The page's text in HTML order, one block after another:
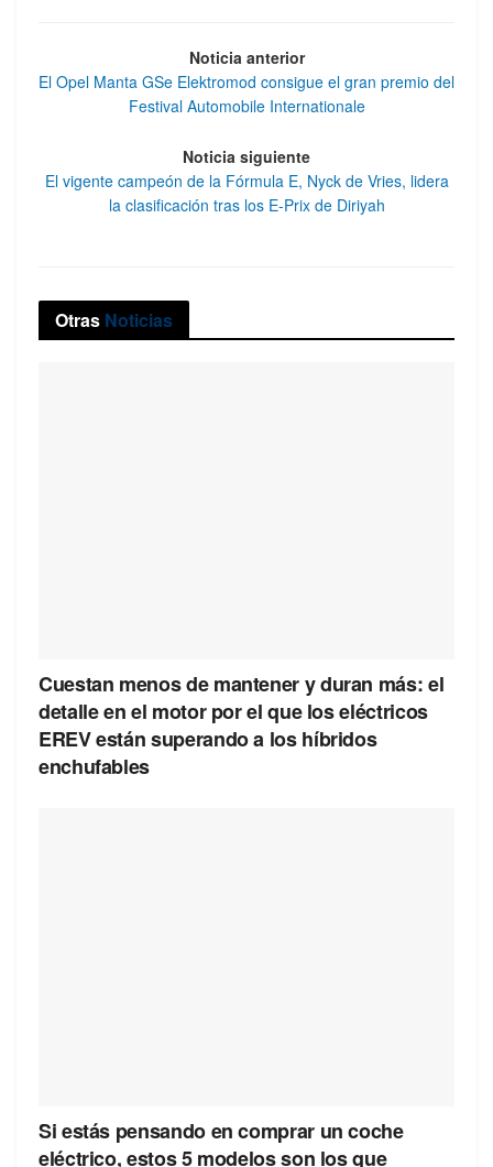
Noticia anterior
El Opel Manta GSe Elektromod consigue el gran premio del
Festival Automobile Internationale
Noticia siguiente
El vigente campeón de la Fórmula E, Nyck de Vries, lidera
la clasificación tras los E-Prix de Diriyah
Otras Noticias
Cuestan menos de mantener y duran más: el
detalle en el motor por el que los eléctricos
EREV están superando a los híbridos
enchufables
Si estás pensando en comprar un coche
eléctrico, estos 5 modelos son los que